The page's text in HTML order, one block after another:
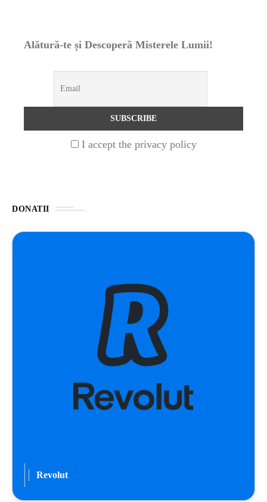
Alătură-te și Descoperă Misterele Lumii!
I accept the privacy policy
DONATII
Revolut
APLICATIA
Barajul Trei Defileuri a Încetinit Rotația
BLOG
Espressor paduri Senseo blocat?Afla cum îl
1 year ago
Ai simțit vreodată deja-vu? Află de ce se